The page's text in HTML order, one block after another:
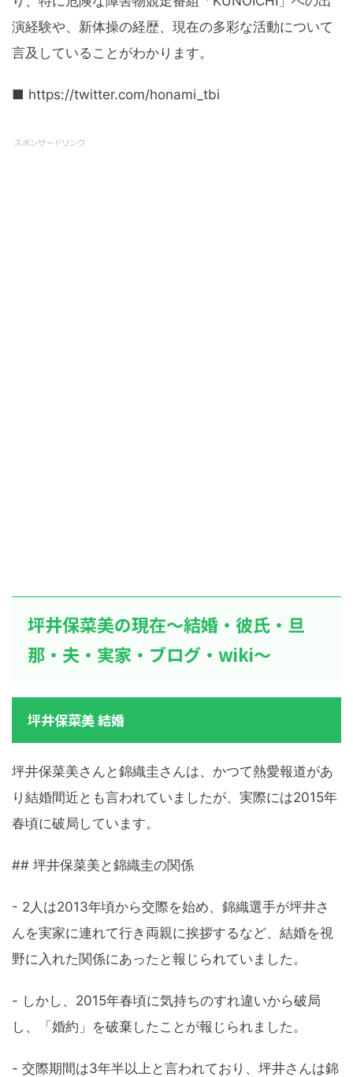
演経験や、新体操の経歴、現在の多彩な活動について
言及していることがわかります。
■ https://twitter.com/honami_tbi
坪井保菜美の現在～結婚・彼氏・旦
那・夫・実家・ブログ・wiki～
坪井保菜美 結婚
坪井保菜美さんと錦織圭さんは、かつて熱愛報道があ
り結婚間近とも言われていましたが、実際には2015年
春頃に破局しています。
## 坪井保菜美と錦織圭の関係
- 2人は2013年頃から交際を始め、錦織選手が坪井さ
んを実家に連れて行き両親に挨拶するなど、結婚を視
野に入れた関係にあったと報じられていました。
- しかし、2015年春頃に気持ちのすれ違いから破局
し、「婚約」を破棄したことが報じられました。
- 交際期間は3年半以上と言われており、坪井さんは錦